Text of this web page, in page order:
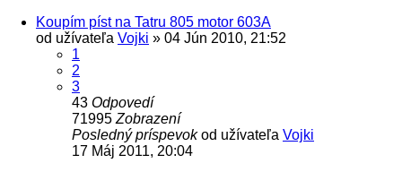
Koupím píst na Tatru 805 motor 603A
od užívateľa Vojki » 04 Jún 2010, 21:52
1
2
3
43 Odpovedí
71995 Zobrazení
Posledný príspevokod užívateľa Vojki
17 Máj 2011, 20:04